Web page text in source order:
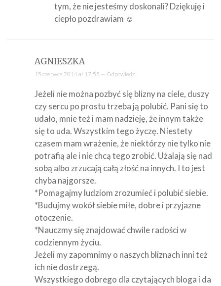
tym, że nie jesteśmy doskonali? Dziękuję i
ciepło pozdrawiam ☺
AGNIESZKA
15 czerwca 2014 at 17:55 — Odpowiedz
Jeżeli nie można pozbyć się blizny na ciele, duszy
czy sercu po prostu trzeba ją polubić. Pani się to
udało, mnie też i mam nadzieję, że innym także
się to uda. Wszystkim tego życzę. Niestety
czasem mam wrażenie, że niektórzy nie tylko nie
potrafią ale i nie chcą tego zrobić. Użalają się nad
sobą albo zrzucają całą złość na innych. I to jest
chyba najgorsze.
*Pomagajmy ludziom zrozumieć i polubić siebie.
*Budujmy wokół siebie miłe, dobre i przyjazne
otoczenie.
*Nauczmy się znajdować chwile radości w
codziennym życiu.
Jeżeli my zapomnimy o naszych bliznach inni też
ich nie dostrzegą.
Wszystkiego dobrego dla czytających bloga i da